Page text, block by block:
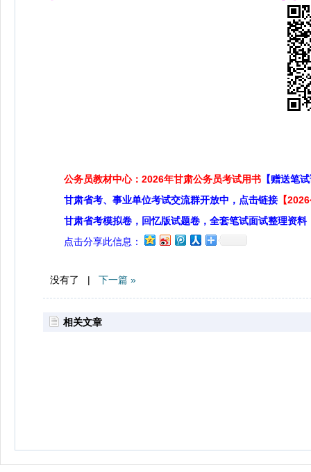
公务员教材中心：2026年甘肃公务员考试用书 【赠送笔
甘肃省考、事业单位考试交流群开放中，点击链接 【
甘肃省考模拟卷，回忆版试题卷，全套笔试面试整理资料
点击分享此信息：
没有了 | 下一篇 »
相关文章